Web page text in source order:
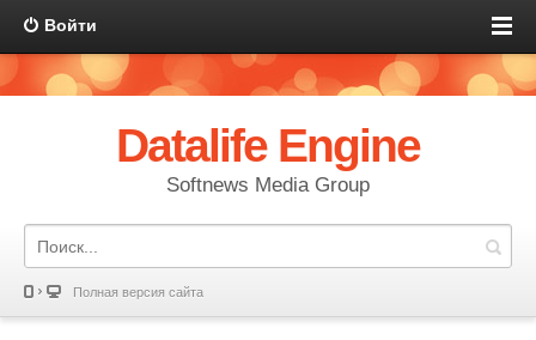
Войти
Datalife Engine
Softnews Media Group
Полная версия сайта